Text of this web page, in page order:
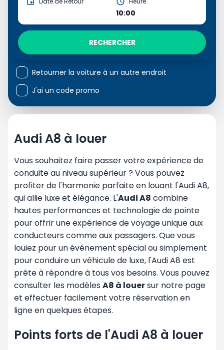
10:00
RECHERCHER
Retourner la voiture à un autre endroit
J'ai un code promo
Audi A8 à louer
Vous souhaitez faire passer votre expérience de
conduite au niveau supérieur ? Vous pouvez
profiter de l'harmonie parfaite en louant l'Audi A8,
qui allie luxe et élégance. L'Audi A8 combine
hautes performances et technologie de pointe
pour offrir une expérience de voyage unique aux
conducteurs comme aux passagers. Que vous
louiez pour un événement spécial ou simplement
pour conduire un véhicule de luxe, l'Audi A8 est
prête à répondre à tous vos besoins. Vous pouvez
consulter les modèles A8 à louersur notre page
et effectuer facilement votre réservation en
ligne en quelques étapes.
Points forts de l'Audi A8 à louer